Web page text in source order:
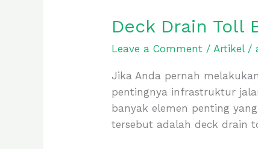
Deck Drain Toll
Leave a Comment / Artikel/
Jika Anda pernah
pentingnya infrastruktur
banyak elemen penting
tersebut adalah deck drain